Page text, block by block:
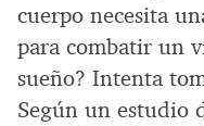
cuerpo necesita
para combatir un
sueño? Intenta
Según un estudio